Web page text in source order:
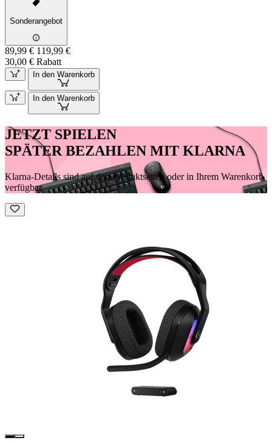
Sonderangebot
89,99 € 119,99 €
30,00 € Rabatt
In den Warenkorb
In den Warenkorb
JETZT SPIELEN
SPÄTER BEZAHLEN MIT KLARNA
Klarna-Details sind auf den Produktseiten oder in Ihrem Warenkorb
verfügbar.